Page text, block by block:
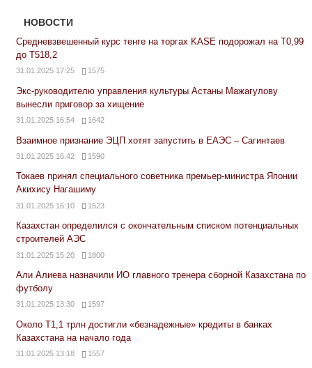
НОВОСТИ
Средневзвешенный курс тенге на торгах KASE подорожал на Т0,99
до Т518,2
31.01.2025 17:25 1575
Экс-руководителю управления культуры Астаны Мажагулову
вынесли приговор за хищение
31.01.2025 16:54 1642
Взаимное признание ЭЦП хотят запустить в ЕАЭС – Сагинтаев
31.01.2025 16:42 1590
Токаев принял специального советника премьер-министра Японии
Акихису Нагашиму
31.01.2025 16:10 1523
Казахстан определился с окончательным списком потенциальных
строителей АЭС
31.01.2025 15:20 1800
Али Алиева назначили ИО главного тренера сборной Казахстана по
футболу
31.01.2025 13:30 1597
Около Т1,1 трлн достигли «безнадежные» кредиты в банках
Казахстана на начало года
31.01.2025 13:18 1557